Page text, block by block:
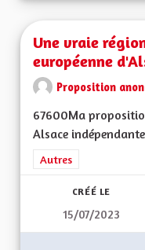
Une vraie
européenne
Proposition
67600Ma
Alsace
Filtrer les résultats
Autres
CRÉÉ LE
15/07/2023